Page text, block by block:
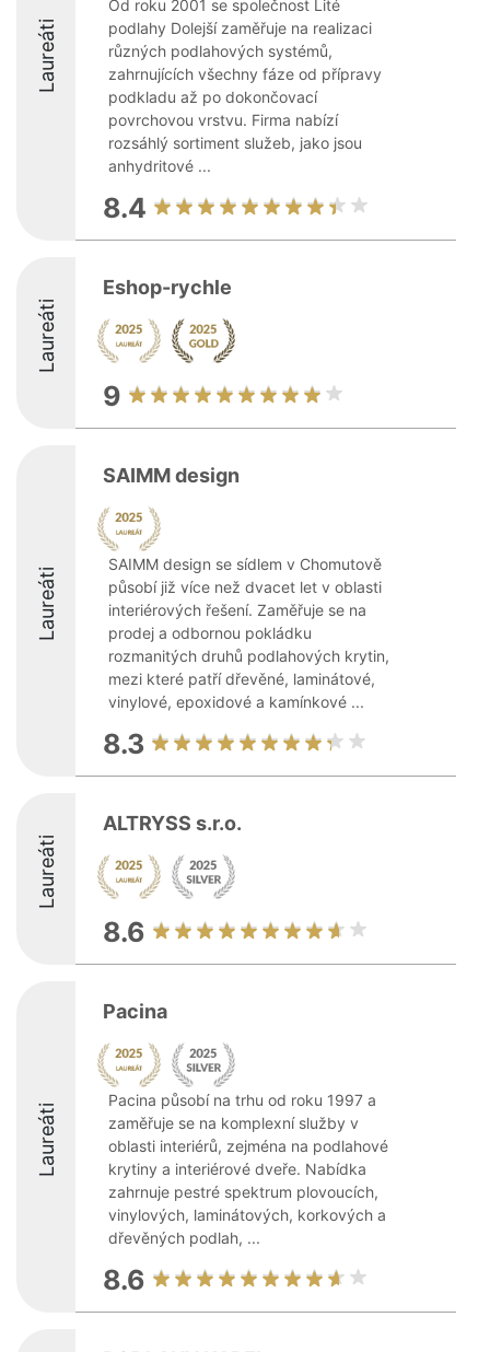
Laureáti
Od roku 2001 se společnost Lité
podlahy Dolejší zaměřuje na realizaci
různých podlahových systémů,
zahrnujících všechny fáze od přípravy
podkladu až po dokončovací
povrchovou vrstvu. Firma nabízí
rozsáhlý sortiment služeb, jako jsou
anhydritové ...
8.4
Laureáti
Eshop-rychle
9
Laureáti
SAIMM design
SAIMM design se sídlem v Chomutově
působí již více než dvacet let v oblasti
interiérových řešení. Zaměřuje se na
prodej a odbornou pokládku
rozmanitých druhů podlahových krytin,
mezi které patří dřevěné, laminátové,
vinylové, epoxidové a kamínkové ...
8.3
Laureáti
ALTRYSS s.r.o.
8.6
Laureáti
Pacina
Pacina působí na trhu od roku 1997 a
zaměřuje se na komplexní služby v
oblasti interiérů, zejména na podlahové
krytiny a interiérové dveře. Nabídka
zahrnuje pestré spektrum plovoucích,
vinylových, laminátových, korkových a
dřevěných podlah, ...
8.6